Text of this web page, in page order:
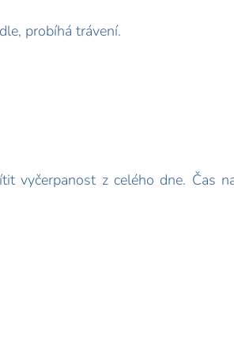
probíhá trávení.
vyčerpanost z celého dne. Čas